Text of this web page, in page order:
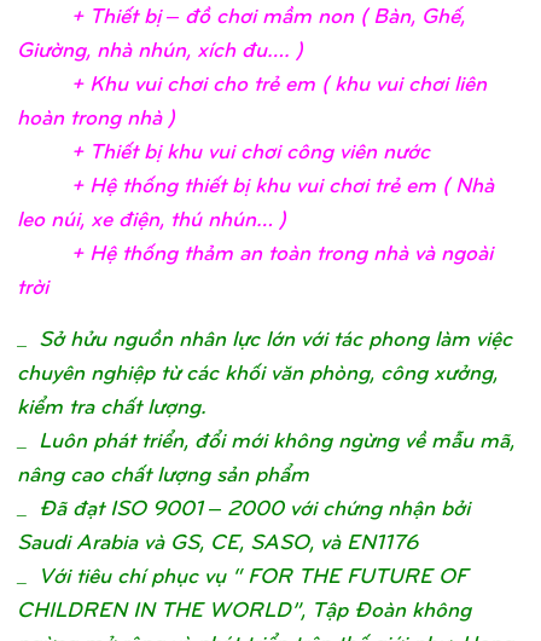
+ Thiết bị– đồchơi mầm non ( Bàn, Ghế,
Giường, nhà nhún, xích đu…. )
+ Khu vui chơi cho trẻem ( khu vui chơi liên
hoàn trong nhà )
+ Thiết bịkhu vui chơi công viên nước
+ Hệthống thiết bịkhu vui chơi trẻem ( Nhà
leo núi, xe điện, thú nhún… )
+ Hệthống thảm an toàn trong nhà và ngoài
trời
Sở hửu nguồn nhân lực lớn với tác phong làm việc
chuyên nghiệp từ các khối văn phòng, công xưởng,
kiểm tra chất lượng.
_ Luôn phát triển, đổi mới không ngừng về mẫu mã,
nâng cao chất lượng sản phẩm
_ Đã đạt ISO 9001 – 2000 với chứng nhận bởi
Saudi Arabia và GS, CE, SASO, và EN1176
_ Với tiêu chí phục vụ “ FOR THE FUTURE OF
CHILDREN IN THE WORLD”, Tập Đoàn không